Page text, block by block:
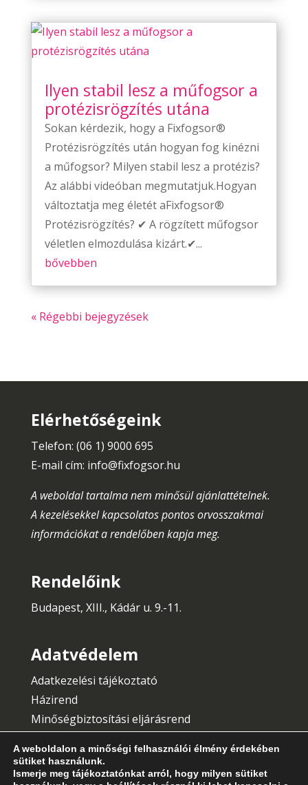
Ilyen stabil lesz a műfogsor a
protézisrögzítés utána
Sokan kérdezik, hogy a Fixfogsor®
Protézisrögzítés után hogyan fog kinézni
a műfogsor? Milyen stabil lesz a protézis?
Az alábbi videóban megmutatjuk.Hogyan
változtatja meg életét aFixfogsor®
Protézisrögzítés? ✔ A rögzített műfogsor
véletlen elmozdulása kizárt.✔...
bővebben
« Régebbi bejegyzések
Elérhetőségeink
Telefon: (06 1) 9000 695
E-mail cím: info@fixfogsor.hu
A weboldal tartalma nem minősül ajánlattételnek.
A kezelésekkel kapcsolatos pontos orvosszakmai
információkat a rendelőben kapja meg.
Rendelőink
Budapest, XIII., Kádár u. 9.-11.
Adatvédelem
Adatkezelési tájékoztató
Házirend
Minőségbiztosítási eljárásrend
A weboldalon a minőségi felhasználói élmény érdekében
sütiket használunk.
Ismerje meg tájékoztatónkat arról, hogy milyen sütiket